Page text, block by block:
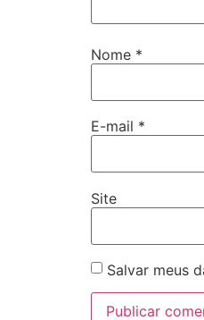
Nome *
E-mail *
Site
Salvar meus